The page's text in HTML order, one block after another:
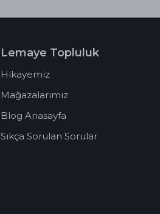
Lemaye Topluluk
Hikayemiz
Mağazalarımız
Blog Anasayfa
Sıkça Sorulan Sorular